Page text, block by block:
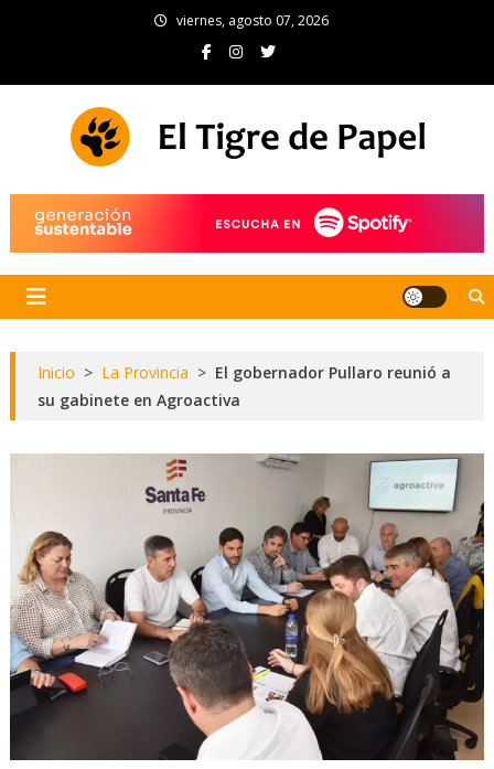
viernes, agosto 07, 2026
Inicio > La Provincia > El gobernador Pullaro reunió a
su gabinete en Agroactiva